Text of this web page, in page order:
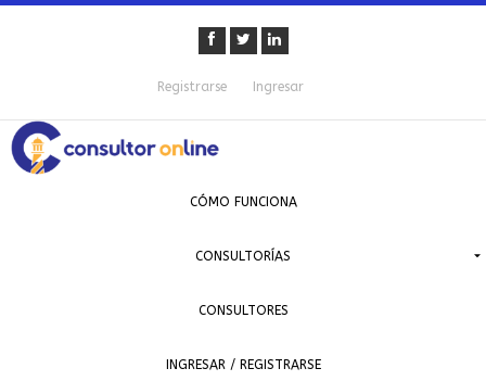
Registrarse Ingresar
CÓMO FUNCIONA
CONSULTORÍAS
CONSULTORES
INGRESAR / REGISTRARSE